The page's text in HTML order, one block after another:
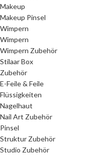
Makeup
Makeup Pinsel
Wimpern
Wimpern
Wimpern Zubehör
Stilaar Box
Zubehör
E-Feile & Feile
Flüssigkeiten
Nagelhaut
Nail Art Zubehör
Pinsel
Struktur Zubehör
Studio Zubehör